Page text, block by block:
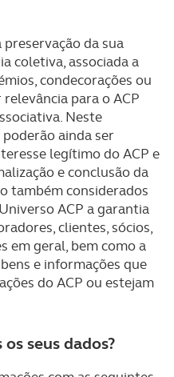
da sua
coletiva, associada a
condecorações ou
para o ACP
Neste
ainda ser
legítimo do ACP e
e conclusão da
também considerados
ACP a garantia
clientes, sócios,
em geral, bem como a
e informações que
do ACP ou estejam
seus dados?